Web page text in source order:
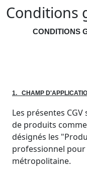
Conditions
CONDITIONS
1. CHAMP
Les présentes
de produits
désignés les
professionnel pour
métropolitaine.